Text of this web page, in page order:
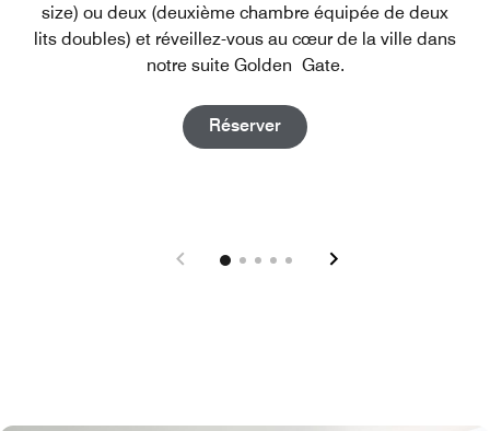
size) ou deux (deuxième chambre équipée de deux
lits doubles) et réveillez-vous au cœur de la ville dans
notre suite Golden Gate.
RéserverOpen in New Tab